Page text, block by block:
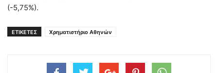
(-5,75%).
ΕΤΙΚΕΤΕΣ Χρηματιστήριο Αθηνών